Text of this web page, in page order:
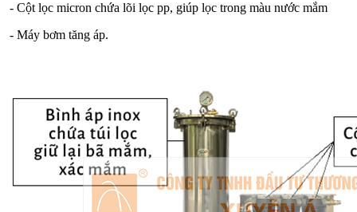
- Cột lọc micron chứa lõi lọc pp, giúp lọc trong màu nước mắm
- Máy bơm tăng áp.